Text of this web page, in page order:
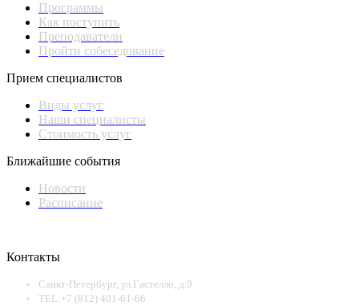
Программы
Как поступить
Преподаватели
Пройти собеседование
Прием специалистов
Виды услуг
Наши специалисты
Стоимость услуг
Ближайшие события
Новости
Расписание
Контакты
Санкт-Петербург, ул.Гастелло, д.9
TEL:+7 (812) 401-61-66